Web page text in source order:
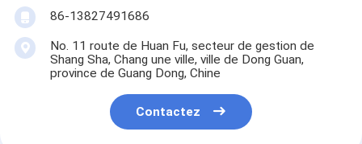
86-13827491686
No. 11 route de Huan Fu, secteur de gestion de
Shang Sha, Chang une ville, ville de Dong Guan,
province de Guang Dong, Chine
Contactez